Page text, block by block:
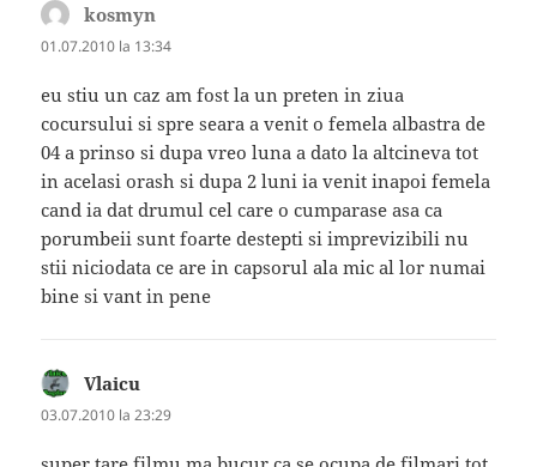
kosmyn
01.07.2010 la 13:34
eu stiu un caz am fost la un preten in ziua
cocursului si spre seara a venit o femela albastra de
04 a prinso si dupa vreo luna a dato la altcineva tot
in acelasi orash si dupa 2 luni ia venit inapoi femela
cand ia dat drumul cel care o cumparase asa ca
porumbeii sunt foarte destepti si imprevizibili nu
stii niciodata ce are in capsorul ala mic al lor numai
bine si vant in pene
Vlaicu
03.07.2010 la 23:29